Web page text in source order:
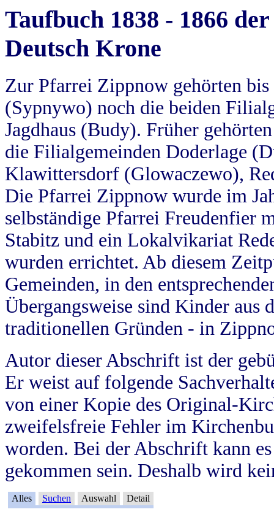
Taufbuch 1838 - 1866
Deutsch Krone
Zur Pfarrei Zippnow gehörten
(Sypnywo) noch die beiden
Jagdhaus (Budy). Früher
die Filialgemeinden Doderlage
Klawittersdorf (Glowaczewo),
Die Pfarrei Zippnow wurde im
selbständige Pfarrei Freudenfier
Stabitz und ein Lokalvikariat
wurden errichtet. Ab diesem
Gemeinden, in den
Übergangsweise sind Kinder aus
traditionellen Gründen - in
Autor dieser Abschrift ist der
Er weist auf folgende
von einer Kopie des Original-
zweifelsfreie Fehler im
worden. Bei der Abschrift kann
gekommen sein. Deshalb wird
Alles Suchen Auswahl Detail